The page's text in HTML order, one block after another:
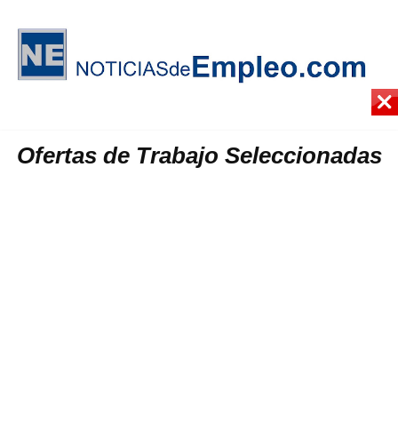
Ofertas de Trabajo Seleccionadas